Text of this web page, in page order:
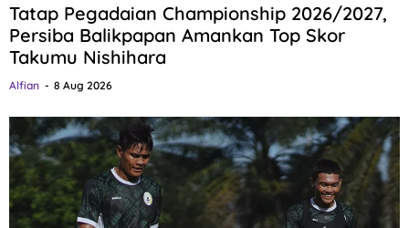
Tatap Pegadaian Championship 2026/2027,
Persiba Balikpapan Amankan Top Skor
Takumu Nishihara
Alfian 8 Aug 2026